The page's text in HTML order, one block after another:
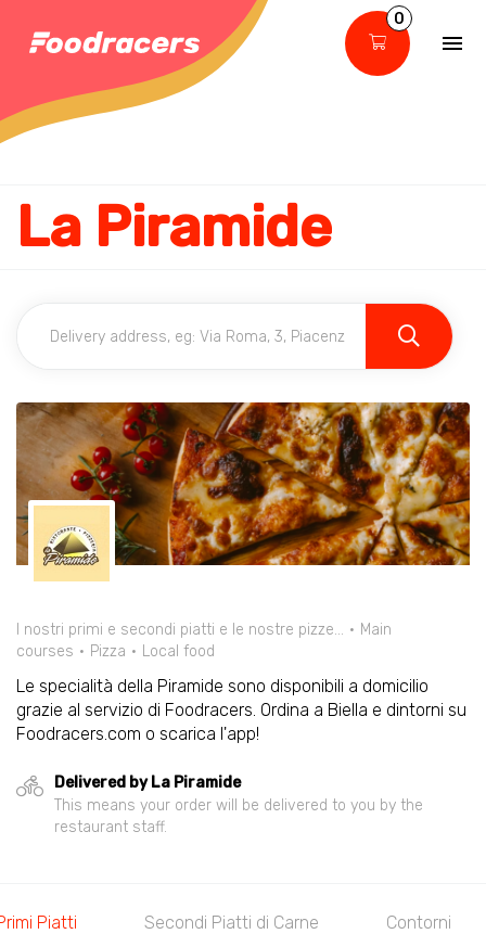
0
La Piramide
I nostri primi e secondi piatti e le nostre pizze...
Main
courses
Pizza Local food
Le specialità della Piramide sono disponibili a domicilio
grazie al servizio di Foodracers. Ordina a Biella e dintorni su
Foodracers.com o scarica l'app!
Delivered by La Piramide
This means your order will be delivered to you by the
restaurant staff.
Piatti Secondi Piatti di Carne Contorni